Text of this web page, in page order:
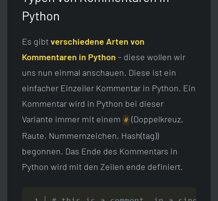
Python
Es gibtverschiedene Arten von
Kommentaren in Python – diese wollen wir
uns nun einmal anschauen. Diese ist ein
einfacher Einzeiler Kommentar in Python. Ein
Kommentar wird in Python bei dieser
Variante immer mit einem # (Doppelkreuz,
Raute, Nummernzeichen, Hash(tag))
begonnen. Das Ende des Kommentars in
Python wird mit den Zeilen ende definiert.